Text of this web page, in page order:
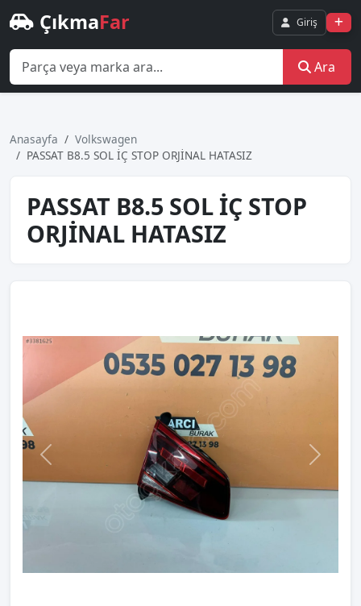
ÇıkmaFar Giriş
Ara
Anasayfa
Volkswagen
PASSAT B8.5 SOL İÇ STOP ORJİNAL HATASIZ
PASSAT B8.5 SOL İÇ STOP
ORJİNAL HATASIZ